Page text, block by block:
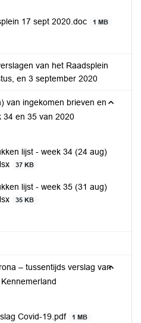
17 sept 2020.doc
1 MB
van het Raadsplein
en 3 september 2020
van ingekomen brieven en
34 en 35 van 2020
lijst - week 34 (24 aug)
37 KB
lijst - week 35 (31 aug)
35 KB
– tussentijds verslag van
Covid-19.pdf
1 MB